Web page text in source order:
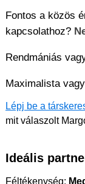
Fontos a közös
kapcsolathoz?
Rendmániás
Maximalista
Lépj be a
mit válaszolt
Ideális
Féltékenység: